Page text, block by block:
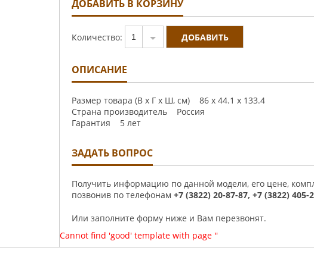
ДОБАВИТЬ В КОРЗИНУ
Количество: 1
ОПИСАНИЕ
Размер товара (В x Г x Ш, см) 86 x 44.1 x 133.4
Страна производитель Россия
Гарантия 5 лет
ЗАДАТЬ ВОПРОС
Получить информацию по данной модели, его цене,
позвонив по телефонам +7 (3822) 20-87-87, +7 (3822) 405-
Или заполните форму ниже и Вам перезвонят.
Cannot find 'good' template with page ''